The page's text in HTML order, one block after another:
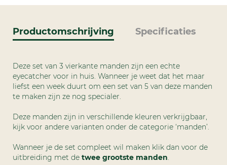
Productomschrijving Specificaties
Deze set van 3 vierkante manden zijn een echte
eyecatcher voor in huis. Wanneer je weet dat het maar
liefst een week duurt om een set van 5 van deze manden
te maken zijn ze nog specialer.
Deze manden zijn in verschillende kleuren verkrijgbaar,
kijk voor andere varianten onder de categorie ‘manden’.
Wanneer je de set compleet wil maken klik dan voor de
uitbreiding met de twee grootste manden.